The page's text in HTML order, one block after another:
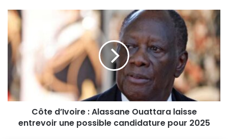
Côte d’Ivoire : Alassane Ouattara laisse
entrevoir une possible candidature pour 2025